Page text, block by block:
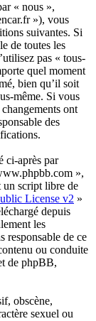
« nous »,
»), vous
suivantes. Si
de toutes les
pas « tous-
quel moment
bien qu’il soit
même. Si vous
ont
des
ci-après par
»,
script libre de
License v2 »
depuis
les
responsable de ce
ou conduite
de phpBB,
obscène,
sexuel ou